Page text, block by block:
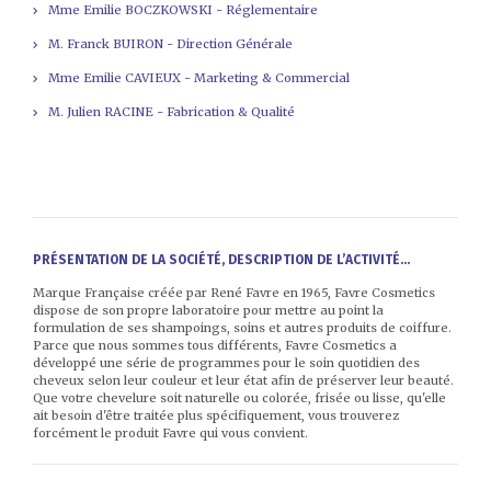
Mme Emilie BOCZKOWSKI - Réglementaire
M. Franck BUIRON - Direction Générale
Mme Emilie CAVIEUX - Marketing & Commercial
M. Julien RACINE - Fabrication & Qualité
PRÉSENTATION DE LA SOCIÉTÉ, DESCRIPTION DE L’ACTIVITÉ...
Marque Française créée par René Favre en 1965, Favre Cosmetics
dispose de son propre laboratoire pour mettre au point la
formulation de ses shampoings, soins et autres produits de coiffure.
Parce que nous sommes tous différents, Favre Cosmetics a
développé une série de programmes pour le soin quotidien des
cheveux selon leur couleur et leur état afin de préserver leur beauté.
Que votre chevelure soit naturelle ou colorée, frisée ou lisse, qu'elle
ait besoin d'être traitée plus spécifiquement, vous trouverez
forcément le produit Favre qui vous convient.